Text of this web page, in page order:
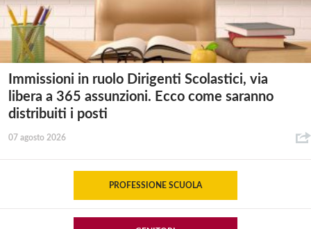
Immissioni in ruolo Dirigenti Scolastici, via
libera a 365 assunzioni. Ecco come saranno
distribuiti i posti
07 agosto 2026
PROFESSIONE SCUOLA